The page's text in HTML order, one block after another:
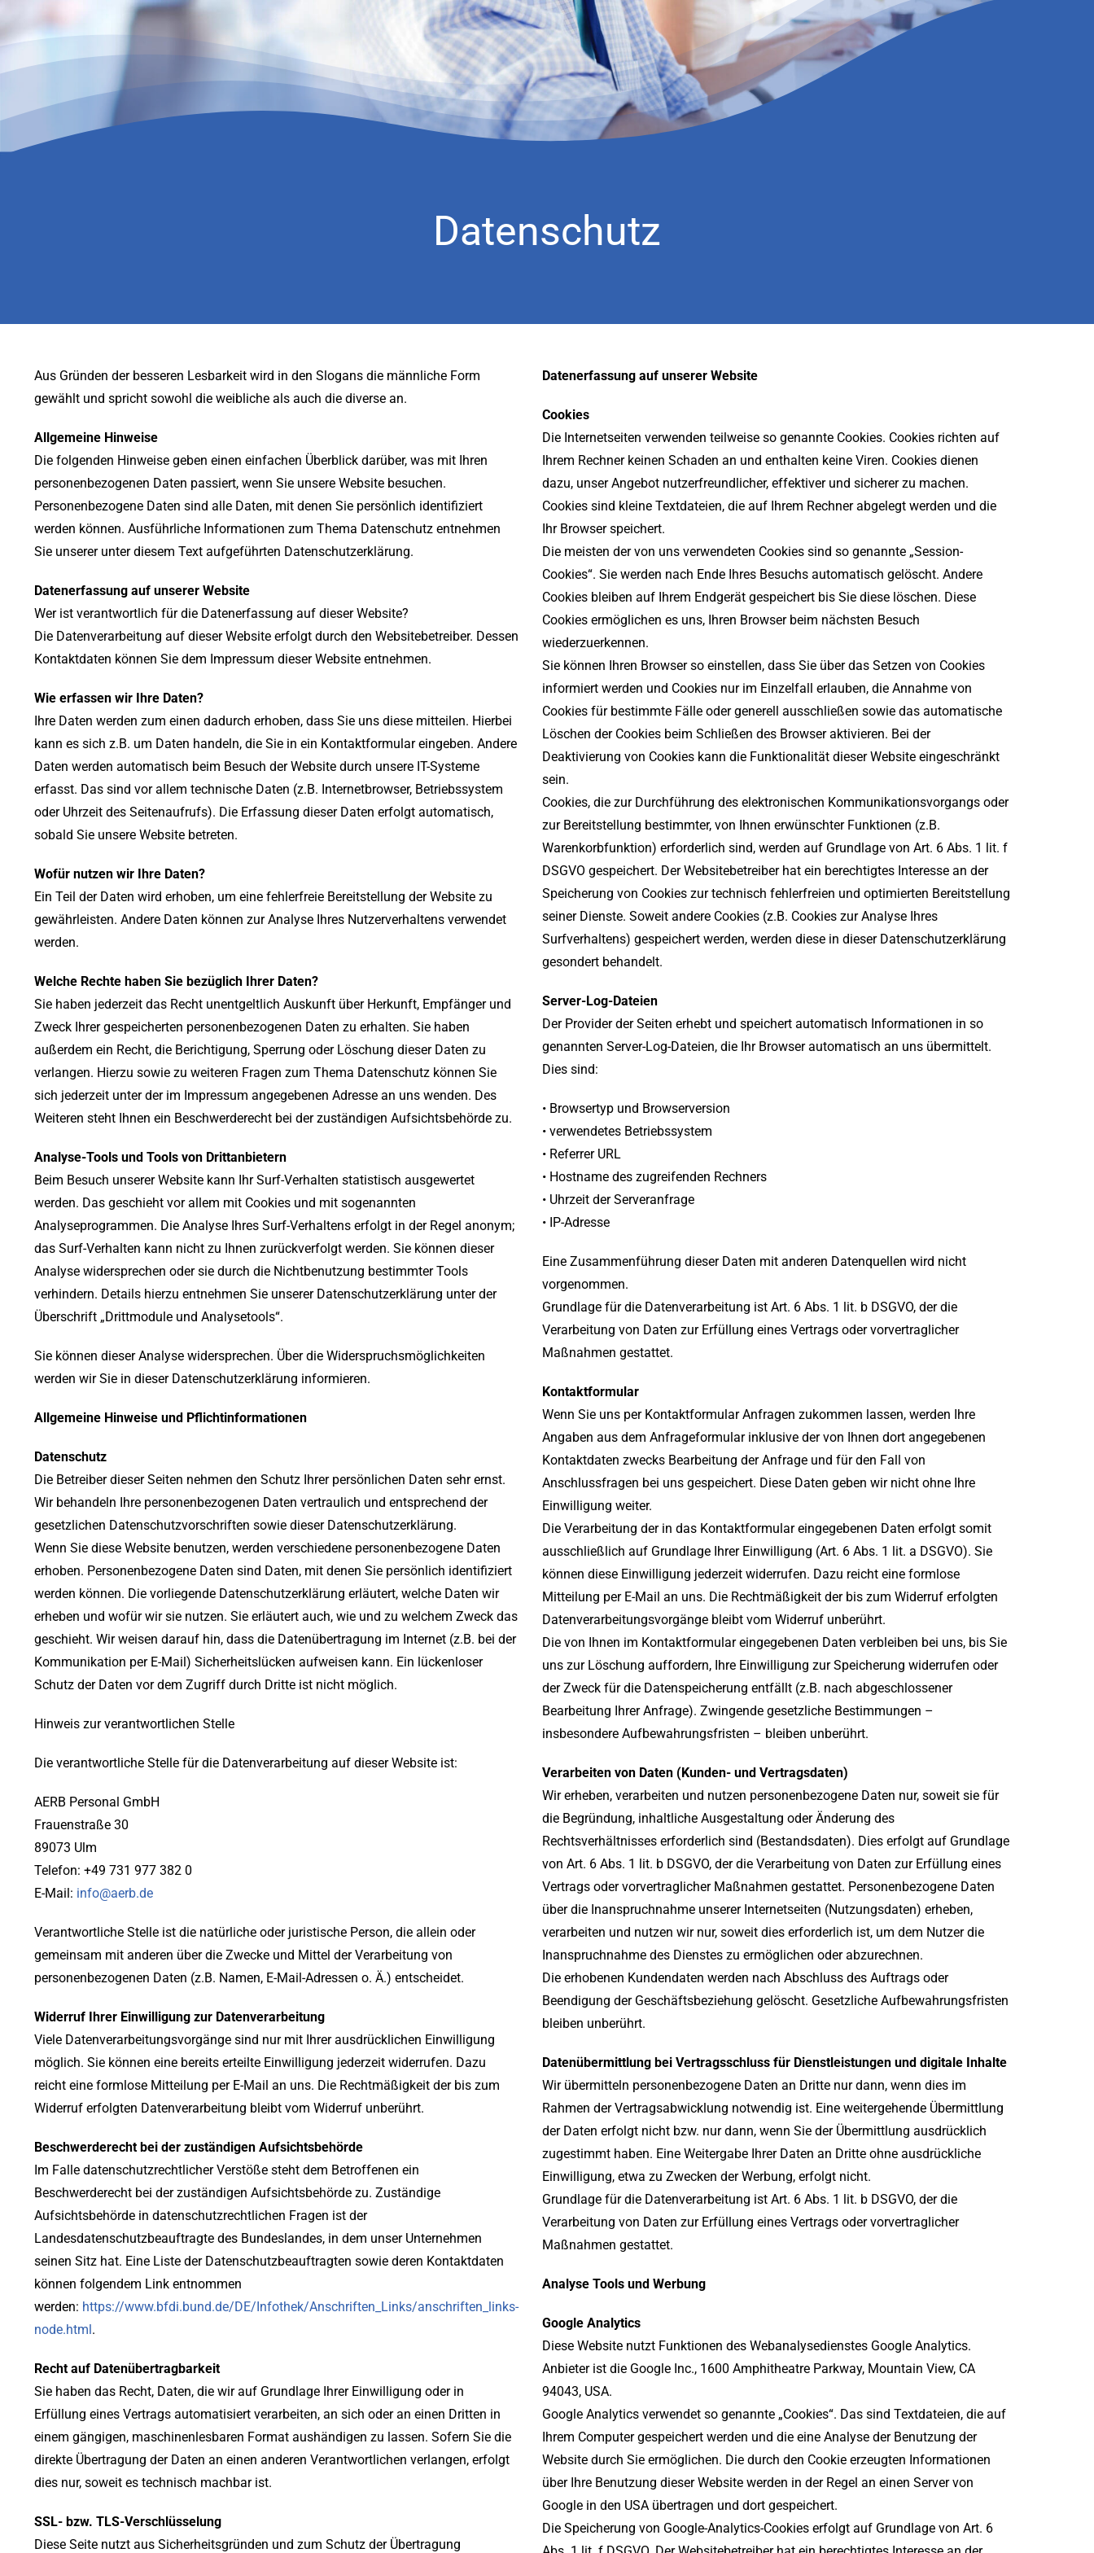
Datenschutz
Aus Gründen der besseren Lesbarkeit wird in den Slogans die männliche Form
gewählt und spricht sowohl die weibliche als auch die diverse an.
Allgemeine Hinweise
Die folgenden Hinweise geben einen einfachen Überblick darüber, was mit Ihren
personenbezogenen Daten passiert, wenn Sie unsere Website besuchen.
Personenbezogene Daten sind alle Daten, mit denen Sie persönlich identifiziert
werden können. Ausführliche Informationen zum Thema Datenschutz entnehmen
Sie unserer unter diesem Text aufgeführten Datenschutzerklärung.
Datenerfassung auf unserer Website
Wer ist verantwortlich für die Datenerfassung auf dieser Website?
Die Datenverarbeitung auf dieser Website erfolgt durch den Websitebetreiber. Dessen
Kontaktdaten können Sie dem Impressum dieser Website entnehmen.
Wie erfassen wir Ihre Daten?
Ihre Daten werden zum einen dadurch erhoben, dass Sie uns diese mitteilen. Hierbei
kann es sich z.B. um Daten handeln, die Sie in ein Kontaktformular eingeben. Andere
Daten werden automatisch beim Besuch der Website durch unsere IT-Systeme
erfasst. Das sind vor allem technische Daten (z.B. Internetbrowser, Betriebssystem
oder Uhrzeit des Seitenaufrufs). Die Erfassung dieser Daten erfolgt automatisch,
sobald Sie unsere Website betreten.
Wofür nutzen wir Ihre Daten?
Ein Teil der Daten wird erhoben, um eine fehlerfreie Bereitstellung der Website zu
gewährleisten. Andere Daten können zur Analyse Ihres Nutzerverhaltens verwendet
werden.
Welche Rechte haben Sie bezüglich Ihrer Daten?
Sie haben jederzeit das Recht unentgeltlich Auskunft über Herkunft, Empfänger und
Zweck Ihrer gespeicherten personenbezogenen Daten zu erhalten. Sie haben
außerdem ein Recht, die Berichtigung, Sperrung oder Löschung dieser Daten zu
verlangen. Hierzu sowie zu weiteren Fragen zum Thema Datenschutz können Sie
sich jederzeit unter der im Impressum angegebenen Adresse an uns wenden. Des
Weiteren steht Ihnen ein Beschwerderecht bei der zuständigen Aufsichtsbehörde zu.
Analyse-Tools und Tools von Drittanbietern
Beim Besuch unserer Website kann Ihr Surf-Verhalten statistisch ausgewertet
werden. Das geschieht vor allem mit Cookies und mit sogenannten
Analyseprogrammen. Die Analyse Ihres Surf-Verhaltens erfolgt in der Regel anonym;
das Surf-Verhalten kann nicht zu Ihnen zurückverfolgt werden. Sie können dieser
Analyse widersprechen oder sie durch die Nichtbenutzung bestimmter Tools
verhindern. Details hierzu entnehmen Sie unserer Datenschutzerklärung unter der
Überschrift „Drittmodule und Analysetools“.
Sie können dieser Analyse widersprechen. Über die Widerspruchsmöglichkeiten
werden wir Sie in dieser Datenschutzerklärung informieren.
Allgemeine Hinweise und Pflichtinformationen
Datenschutz
Die Betreiber dieser Seiten nehmen den Schutz Ihrer persönlichen Daten sehr ernst.
Wir behandeln Ihre personenbezogenen Daten vertraulich und entsprechend der
gesetzlichen Datenschutzvorschriften sowie dieser Datenschutzerklärung.
Wenn Sie diese Website benutzen, werden verschiedene personenbezogene Daten
erhoben. Personenbezogene Daten sind Daten, mit denen Sie persönlich identifiziert
werden können. Die vorliegende Datenschutzerklärung erläutert, welche Daten wir
erheben und wofür wir sie nutzen. Sie erläutert auch, wie und zu welchem Zweck das
geschieht. Wir weisen darauf hin, dass die Datenübertragung im Internet (z.B. bei der
Kommunikation per E-Mail) Sicherheitslücken aufweisen kann. Ein lückenloser
Schutz der Daten vor dem Zugriff durch Dritte ist nicht möglich.
Hinweis zur verantwortlichen Stelle
Die verantwortliche Stelle für die Datenverarbeitung auf dieser Website ist:
AERB Personal GmbH
Frauenstraße 30
89073 Ulm
Telefon: +49 731 977 382 0
E-Mail: info@aerb.de
Verantwortliche Stelle ist die natürliche oder juristische Person, die allein oder
gemeinsam mit anderen über die Zwecke und Mittel der Verarbeitung von
personenbezogenen Daten (z.B. Namen, E-Mail-Adressen o. Ä.) entscheidet.
Widerruf Ihrer Einwilligung zur Datenverarbeitung
Viele Datenverarbeitungsvorgänge sind nur mit Ihrer ausdrücklichen Einwilligung
möglich. Sie können eine bereits erteilte Einwilligung jederzeit widerrufen. Dazu
reicht eine formlose Mitteilung per E-Mail an uns. Die Rechtmäßigkeit der bis zum
Widerruf erfolgten Datenverarbeitung bleibt vom Widerruf unberührt.
Beschwerderecht bei der zuständigen Aufsichtsbehörde
Im Falle datenschutzrechtlicher Verstöße steht dem Betroffenen ein
Beschwerderecht bei der zuständigen Aufsichtsbehörde zu. Zuständige
Aufsichtsbehörde in datenschutzrechtlichen Fragen ist der
Landesdatenschutzbeauftragte des Bundeslandes, in dem unser Unternehmen
seinen Sitz hat. Eine Liste der Datenschutzbeauftragten sowie deren Kontaktdaten
können folgendem Link entnommen
werden: https://www.bfdi.bund.de/DE/Infothek/Anschriften_Links/anschriften_links-
node.html.
Recht auf Datenübertragbarkeit
Sie haben das Recht, Daten, die wir auf Grundlage Ihrer Einwilligung oder in
Erfüllung eines Vertrags automatisiert verarbeiten, an sich oder an einen Dritten in
einem gängigen, maschinenlesbaren Format aushändigen zu lassen. Sofern Sie die
direkte Übertragung der Daten an einen anderen Verantwortlichen verlangen, erfolgt
dies nur, soweit es technisch machbar ist.
SSL- bzw. TLS-Verschlüsselung
Diese Seite nutzt aus Sicherheitsgründen und zum Schutz der Übertragung
Datenerfassung auf unserer Website
Cookies
Die Internetseiten verwenden teilweise so genannte Cookies. Cookies richten auf
Ihrem Rechner keinen Schaden an und enthalten keine Viren. Cookies dienen
dazu, unser Angebot nutzerfreundlicher, effektiver und sicherer zu machen.
Cookies sind kleine Textdateien, die auf Ihrem Rechner abgelegt werden und die
Ihr Browser speichert.
Die meisten der von uns verwendeten Cookies sind so genannte „Session-
Cookies“. Sie werden nach Ende Ihres Besuchs automatisch gelöscht. Andere
Cookies bleiben auf Ihrem Endgerät gespeichert bis Sie diese löschen. Diese
Cookies ermöglichen es uns, Ihren Browser beim nächsten Besuch
wiederzuerkennen.
Sie können Ihren Browser so einstellen, dass Sie über das Setzen von Cookies
informiert werden und Cookies nur im Einzelfall erlauben, die Annahme von
Cookies für bestimmte Fälle oder generell ausschließen sowie das automatische
Löschen der Cookies beim Schließen des Browser aktivieren. Bei der
Deaktivierung von Cookies kann die Funktionalität dieser Website eingeschränkt
sein.
Cookies, die zur Durchführung des elektronischen Kommunikationsvorgangs oder
zur Bereitstellung bestimmter, von Ihnen erwünschter Funktionen (z.B.
Warenkorbfunktion) erforderlich sind, werden auf Grundlage von Art. 6 Abs. 1 lit. f
DSGVO gespeichert. Der Websitebetreiber hat ein berechtigtes Interesse an der
Speicherung von Cookies zur technisch fehlerfreien und optimierten Bereitstellung
seiner Dienste. Soweit andere Cookies (z.B. Cookies zur Analyse Ihres
Surfverhaltens) gespeichert werden, werden diese in dieser Datenschutzerklärung
gesondert behandelt.
Server-Log-Dateien
Der Provider der Seiten erhebt und speichert automatisch Informationen in so
genannten Server-Log-Dateien, die Ihr Browser automatisch an uns übermittelt.
Dies sind:
• Browsertyp und Browserversion
• verwendetes Betriebssystem
• Referrer URL
• Hostname des zugreifenden Rechners
• Uhrzeit der Serveranfrage
• IP-Adresse
Eine Zusammenführung dieser Daten mit anderen Datenquellen wird nicht
vorgenommen.
Grundlage für die Datenverarbeitung ist Art. 6 Abs. 1 lit. b DSGVO, der die
Verarbeitung von Daten zur Erfüllung eines Vertrags oder vorvertraglicher
Maßnahmen gestattet.
Kontaktformular
Wenn Sie uns per Kontaktformular Anfragen zukommen lassen, werden Ihre
Angaben aus dem Anfrageformular inklusive der von Ihnen dort angegebenen
Kontaktdaten zwecks Bearbeitung der Anfrage und für den Fall von
Anschlussfragen bei uns gespeichert. Diese Daten geben wir nicht ohne Ihre
Einwilligung weiter.
Die Verarbeitung der in das Kontaktformular eingegebenen Daten erfolgt somit
ausschließlich auf Grundlage Ihrer Einwilligung (Art. 6 Abs. 1 lit. a DSGVO). Sie
können diese Einwilligung jederzeit widerrufen. Dazu reicht eine formlose
Mitteilung per E-Mail an uns. Die Rechtmäßigkeit der bis zum Widerruf erfolgten
Datenverarbeitungsvorgänge bleibt vom Widerruf unberührt.
Die von Ihnen im Kontaktformular eingegebenen Daten verbleiben bei uns, bis Sie
uns zur Löschung auffordern, Ihre Einwilligung zur Speicherung widerrufen oder
der Zweck für die Datenspeicherung entfällt (z.B. nach abgeschlossener
Bearbeitung Ihrer Anfrage). Zwingende gesetzliche Bestimmungen –
insbesondere Aufbewahrungsfristen – bleiben unberührt.
Verarbeiten von Daten (Kunden- und Vertragsdaten)
Wir erheben, verarbeiten und nutzen personenbezogene Daten nur, soweit sie für
die Begründung, inhaltliche Ausgestaltung oder Änderung des
Rechtsverhältnisses erforderlich sind (Bestandsdaten). Dies erfolgt auf Grundlage
von Art. 6 Abs. 1 lit. b DSGVO, der die Verarbeitung von Daten zur Erfüllung eines
Vertrags oder vorvertraglicher Maßnahmen gestattet. Personenbezogene Daten
über die Inanspruchnahme unserer Internetseiten (Nutzungsdaten) erheben,
verarbeiten und nutzen wir nur, soweit dies erforderlich ist, um dem Nutzer die
Inanspruchnahme des Dienstes zu ermöglichen oder abzurechnen.
Die erhobenen Kundendaten werden nach Abschluss des Auftrags oder
Beendigung der Geschäftsbeziehung gelöscht. Gesetzliche Aufbewahrungsfristen
bleiben unberührt.
Datenübermittlung bei Vertragsschluss für Dienstleistungen und digitale Inhalte
Wir übermitteln personenbezogene Daten an Dritte nur dann, wenn dies im
Rahmen der Vertragsabwicklung notwendig ist. Eine weitergehende Übermittlung
der Daten erfolgt nicht bzw. nur dann, wenn Sie der Übermittlung ausdrücklich
zugestimmt haben. Eine Weitergabe Ihrer Daten an Dritte ohne ausdrückliche
Einwilligung, etwa zu Zwecken der Werbung, erfolgt nicht.
Grundlage für die Datenverarbeitung ist Art. 6 Abs. 1 lit. b DSGVO, der die
Verarbeitung von Daten zur Erfüllung eines Vertrags oder vorvertraglicher
Maßnahmen gestattet.
Analyse Tools und Werbung
Google Analytics
Diese Website nutzt Funktionen des Webanalysedienstes Google Analytics.
Anbieter ist die Google Inc., 1600 Amphitheatre Parkway, Mountain View, CA
94043, USA.
Google Analytics verwendet so genannte „Cookies“. Das sind Textdateien, die auf
Ihrem Computer gespeichert werden und die eine Analyse der Benutzung der
Website durch Sie ermöglichen. Die durch den Cookie erzeugten Informationen
über Ihre Benutzung dieser Website werden in der Regel an einen Server von
Google in den USA übertragen und dort gespeichert.
Die Speicherung von Google-Analytics-Cookies erfolgt auf Grundlage von Art. 6